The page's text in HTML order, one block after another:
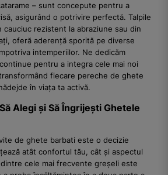
– sunt concepute pentru a
asigurând o potrivire perfectă. Talpile
rezistent la abraziune sau din
oferă aderență sporită pe diverse
intemperiilor. Ne dedicăm
pentru a integra cele mai noi
fiecare pereche de ghete
în viața ta activă.
Alegi și Să Îngrijești Ghetele
de ghete barbati este o decizie
atât confortul tău, cât și aspectul
cele mai frecvente greșeli este